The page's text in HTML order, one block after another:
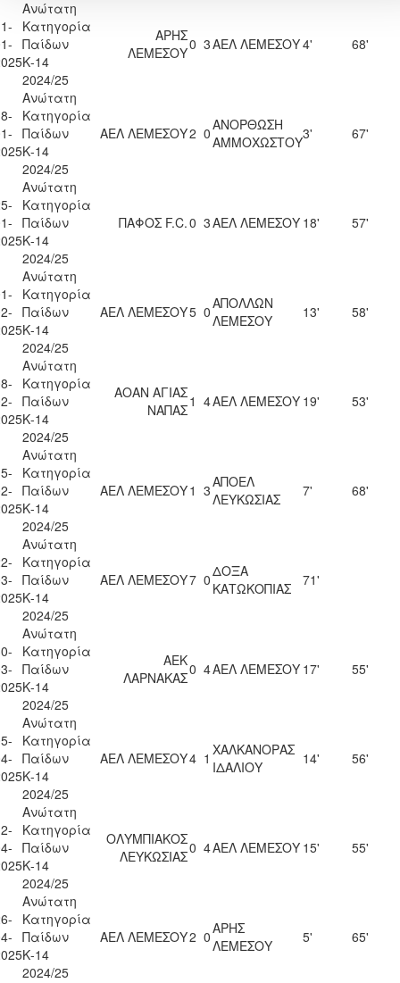
Ανώτατη
Κατηγορία
Παίδων
Κ-14
2024/25
ΑΡΗΣ
ΛΕΜΕΣΟΥ0 3ΑΕΛ ΛΕΜΕΣΟΥ4' 68'
Ανώτατη
Κατηγορία
Παίδων
Κ-14
2024/25
ΑΕΛ ΛΕΜΕΣΟΥ2 0ΑΝΟΡΘΩΣΗ
ΑΜΜΟΧΩΣΤΟΥ3' 67'
Ανώτατη
Κατηγορία
Παίδων
Κ-14
2024/25
ΠΑΦΟΣ F.C.0 3ΑΕΛ ΛΕΜΕΣΟΥ 18' 57'
Ανώτατη
Κατηγορία
Παίδων
Κ-14
2024/25
ΑΕΛ ΛΕΜΕΣΟΥ5 0ΑΠΟΛΛΩΝ
ΛΕΜΕΣΟΥ
13' 58'
Ανώτατη
Κατηγορία
Παίδων
Κ-14
2024/25
ΑΟΑΝ ΑΓΙΑΣ
ΝΑΠΑΣ1 4ΑΕΛ ΛΕΜΕΣΟΥ 19' 53'
Ανώτατη
Κατηγορία
Παίδων
Κ-14
2024/25
ΑΕΛ ΛΕΜΕΣΟΥ1 3ΑΠΟΕΛ
ΛΕΥΚΩΣΙΑΣ
7' 68'
Ανώτατη
Κατηγορία
Παίδων
Κ-14
2024/25
ΑΕΛ ΛΕΜΕΣΟΥ7 0ΔΟΞΑ
ΚΑΤΩΚΟΠΙΑΣ
71'
Ανώτατη
Κατηγορία
Παίδων
Κ-14
2024/25
ΑΕΚ
ΛΑΡΝΑΚΑΣ0 4ΑΕΛ ΛΕΜΕΣΟΥ 17' 55'
Ανώτατη
Κατηγορία
Παίδων
Κ-14
2024/25
ΑΕΛ ΛΕΜΕΣΟΥ4 1 ΧΑΛΚΑΝΟΡΑΣ
ΙΔΑΛΙΟΥ
14' 56'
Ανώτατη
Κατηγορία
Παίδων
Κ-14
2024/25
ΟΛΥΜΠΙΑΚΟΣ
ΛΕΥΚΩΣΙΑΣ0 4ΑΕΛ ΛΕΜΕΣΟΥ 15' 55'
Ανώτατη
Κατηγορία
Παίδων
Κ-14
2024/25
ΑΕΛ ΛΕΜΕΣΟΥ2 0ΑΡΗΣ
ΛΕΜΕΣΟΥ
5' 65'